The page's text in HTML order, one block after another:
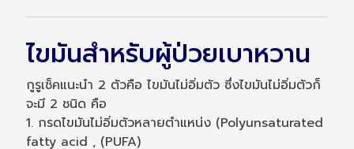
ไขมันสำหรับผู้ป่วยเบาหวาน
กูรูเช็คแนะนำ 2 ตัวคือ ไขมันไม่อิ่มตัว ซึ่งไขมันไม่อิ่มตัวก็
จะมี 2 ชนิด คือ
1. กรดไขมันไม่อิ่มตัวหลายตำแหน่ง (Polyunsaturated
fatty acid , (PUFA)